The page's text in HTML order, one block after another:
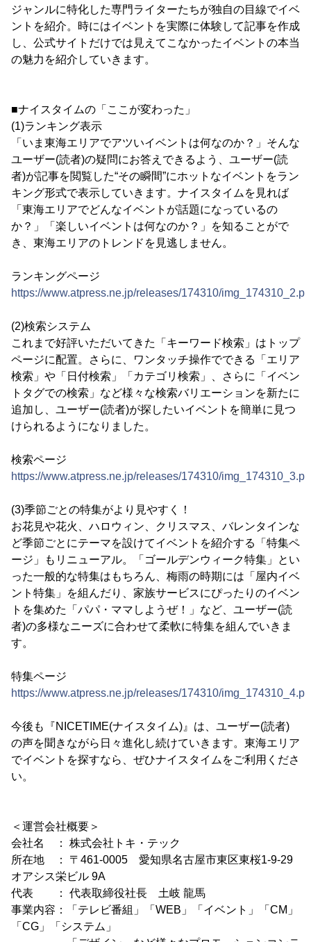
ジャンルに特化した専門ライターたちが独自の目線でイベ
ントを紹介。時にはイベントを実際に体験して記事を作成
し、公式サイトだけでは見えてこなかったイベントの本当
の魅力を紹介していきます。
■ナイスタイムの「ここが変わった」
(1)ランキング表示
「いま東海エリアでアツいイベントは何なのか？」そんな
ユーザー(読者)の疑問にお答えできるよう、ユーザー(読
者)が記事を閲覧した“その瞬間”にホットなイベントをラン
キング形式で表示していきます。ナイスタイムを見れば
「東海エリアでどんなイベントが話題になっているの
か？」「楽しいイベントは何なのか？」を知ることがで
き、東海エリアのトレンドを見逃しません。
ランキングページ
https://www.atpress.ne.jp/releases/174310/
(2)検索システム
これまで好評いただいてきた「キーワード検索」はトップ
ページに配置。さらに、ワンタッチ操作でできる「エリア
検索」や「日付検索」「カテゴリ検索」、さらに「イベン
トタグでの検索」など様々な検索バリエーションを新たに
追加し、ユーザー(読者)が探したいイベントを簡単に見つ
けられるようになりました。
検索ページ
https://www.atpress.ne.jp/releases/174310/
(3)季節ごとの特集がより見やすく！
お花見や花火、ハロウィン、クリスマス、バレンタインな
ど季節ごとにテーマを設けてイベントを紹介する「特集ペ
ージ」もリニューアル。「ゴールデンウィーク特集」とい
った一般的な特集はもちろん、梅雨の時期には「屋内イベ
ント特集」を組んだり、家族サービスにぴったりのイベン
トを集めた「パパ・ママしようぜ！」など、ユーザー(読
者)の多様なニーズに合わせて柔軟に特集を組んでいきま
す。
特集ページ
https://www.atpress.ne.jp/releases/174310/
今後も『NICETIME(ナイスタイム)』は、ユーザー(読者)
の声を聞きながら日々進化し続けていきます。東海エリア
でイベントを探すなら、ぜひナイスタイムをご利用くださ
い。
＜運営会社概要＞
会社名 ： 株式会社トキ・テック
所在地 ： 〒461-0005 愛知県名古屋市東区東桜1-9-29
オアシス栄ビル 9A
代表 ： 代表取締役社長 土岐 龍馬
事業内容：「テレビ番組」「WEB」「イベント」「CM」
「CG」「システム」